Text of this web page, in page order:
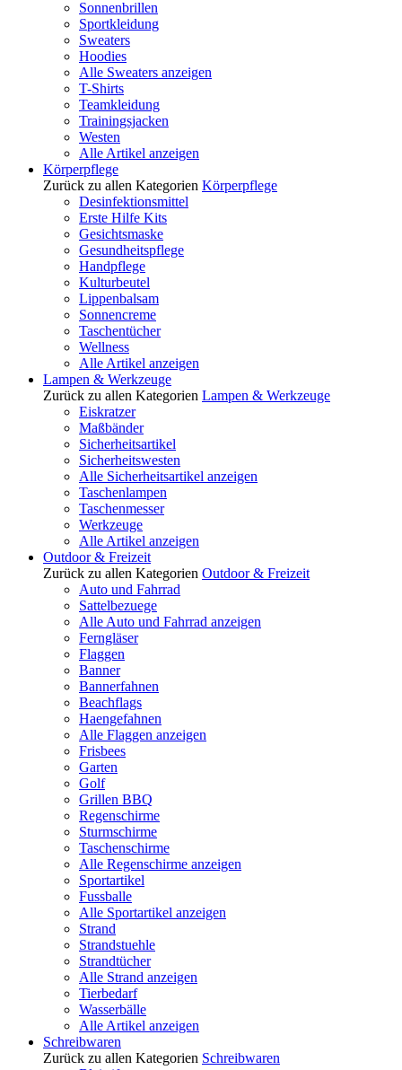
Sonnenbrillen
Sportkleidung
Sweaters
Hoodies
Alle Sweaters anzeigen
T-Shirts
Teamkleidung
Trainingsjacken
Westen
Alle Artikel anzeigen
Körperpflege
Zurück zu allen Kategorien Körperpflege
Desinfektionsmittel
Erste Hilfe Kits
Gesichtsmaske
Gesundheitspflege
Handpflege
Kulturbeutel
Lippenbalsam
Sonnencreme
Taschentücher
Wellness
Alle Artikel anzeigen
Lampen & Werkzeuge
Zurück zu allen Kategorien Lampen & Werkzeuge
Eiskratzer
Maßbänder
Sicherheitsartikel
Sicherheitswesten
Alle Sicherheitsartikel anzeigen
Taschenlampen
Taschenmesser
Werkzeuge
Alle Artikel anzeigen
Outdoor & Freizeit
Zurück zu allen Kategorien Outdoor & Freizeit
Auto und Fahrrad
Sattelbezuege
Alle Auto und Fahrrad anzeigen
Ferngläser
Flaggen
Banner
Bannerfahnen
Beachflags
Haengefahnen
Alle Flaggen anzeigen
Frisbees
Garten
Golf
Grillen BBQ
Regenschirme
Sturmschirme
Taschenschirme
Alle Regenschirme anzeigen
Sportartikel
Fussballe
Alle Sportartikel anzeigen
Strand
Strandstuehle
Strandtücher
Alle Strand anzeigen
Tierbedarf
Wasserbälle
Alle Artikel anzeigen
Schreibwaren
Zurück zu allen Kategorien Schreibwaren